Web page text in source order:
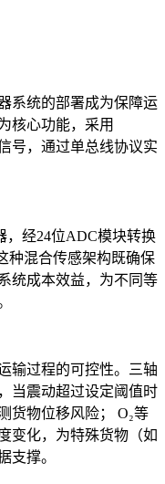
系统的部署成为保障运
核心功能，采用
号，通过单总线协议实
，经24位ADC模块转换
种混合传感架构既确保
统成本效益，为不同等
输过程的可控性。三轴
当震动超过设定阈值时
货物位移风险；
O₂等
变化，为特殊货物（如
支撑。